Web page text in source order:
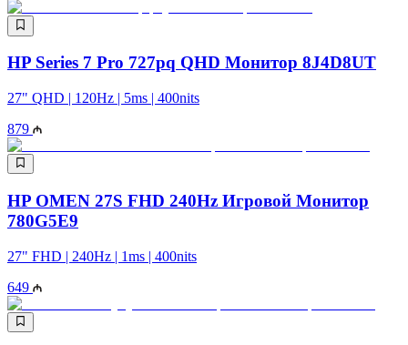
HP Series 7 Pro 727pq QHD Монитор 8J4D8UT
27" QHD | 120Hz | 5ms | 400nits
879
HP OMEN 27S FHD 240Hz Игровой Монитор
780G5E9
27" FHD | 240Hz | 1ms | 400nits
649